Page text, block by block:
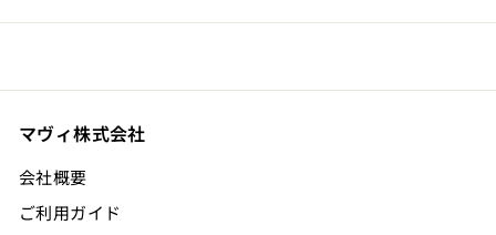
5
マヴィ株式会社
会社概要
ご利用ガイド